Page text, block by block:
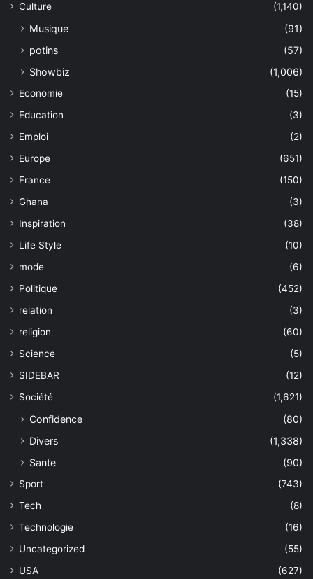
Culture
(1,140)
Musique
(91)
potins
(57)
Showbiz
(1,006)
Economie
(15)
Education
(3)
Emploi
(2)
Europe
(651)
France
(150)
Ghana
(3)
Inspiration
(38)
Life Style
(10)
mode
(6)
Politique
(452)
relation
(3)
religion
(60)
Science
(5)
SIDEBAR
(12)
Société
(1,621)
Confidence
(80)
Divers
(1,338)
Sante
(90)
Sport
(743)
Tech
(8)
Technologie
(16)
Uncategorized
(55)
USA
(627)